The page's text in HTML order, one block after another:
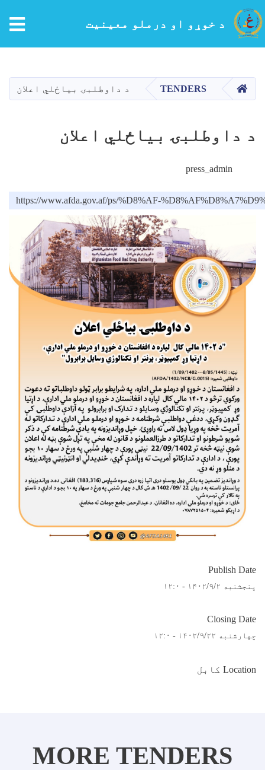
دانګل
د خوړو او درملو معینیت
کور TENDERS د داوطلبۍ بیاځلي اعلان
د داوطلبۍ بیاځلي اعلان
press_admin
https://www.afda.gov.af/ps/%D8%AF-
Publish Date
پنجشنبه ۱۴۰۲/۹/۲ - ۱۲:۰
Closing Date
چهارشنبه ۱۴۰۲/۹/۲۲ - ۱۲:۰
Location کابل
MORE TENDERS